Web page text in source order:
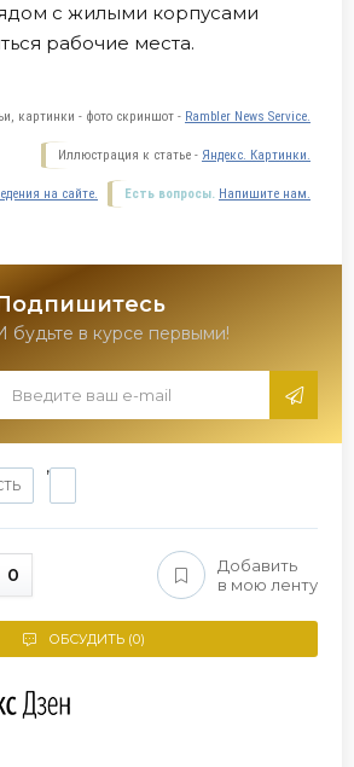
с жилыми корпусами
рабочие места.
картинки - фото скриншот - Rambler News Service.
Иллюстрация к статье - Яндекс. Картинки.
Есть вопросы. Напишите нам.
на сайте.
будьте в курсе первыми!
,
0
Добавить
в мою ленту
ОБСУДИТЬ (0)